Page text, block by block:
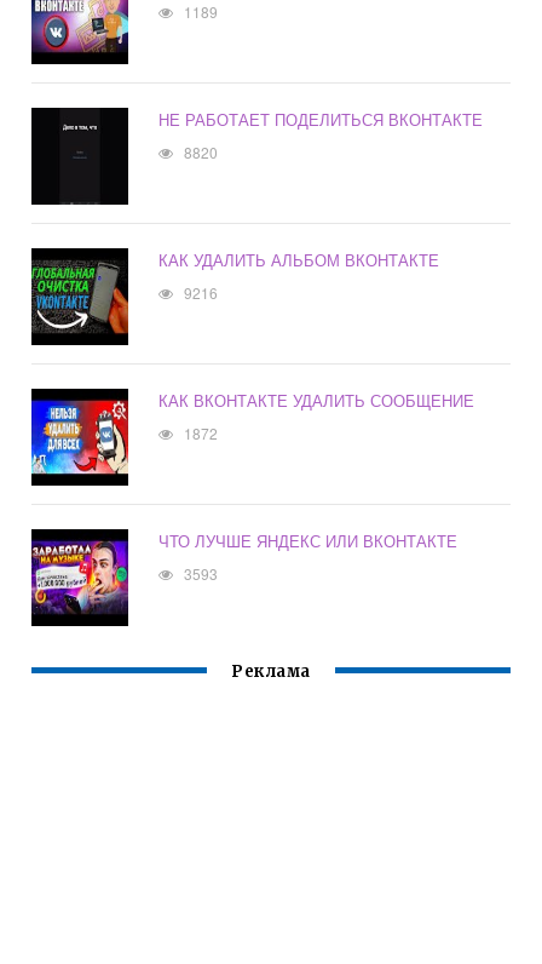
1189
НЕ РАБОТАЕТ ПОДЕЛИТЬСЯ ВКОНТАКТЕ
8820
КАК УДАЛИТЬ АЛЬБОМ ВКОНТАКТЕ
9216
КАК ВКОНТАКТЕ УДАЛИТЬ СООБЩЕНИЕ
1872
ЧТО ЛУЧШЕ ЯНДЕКС ИЛИ ВКОНТАКТЕ
3593
Реклама